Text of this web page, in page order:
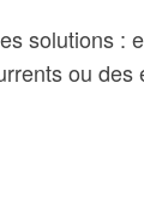
solutions
ou